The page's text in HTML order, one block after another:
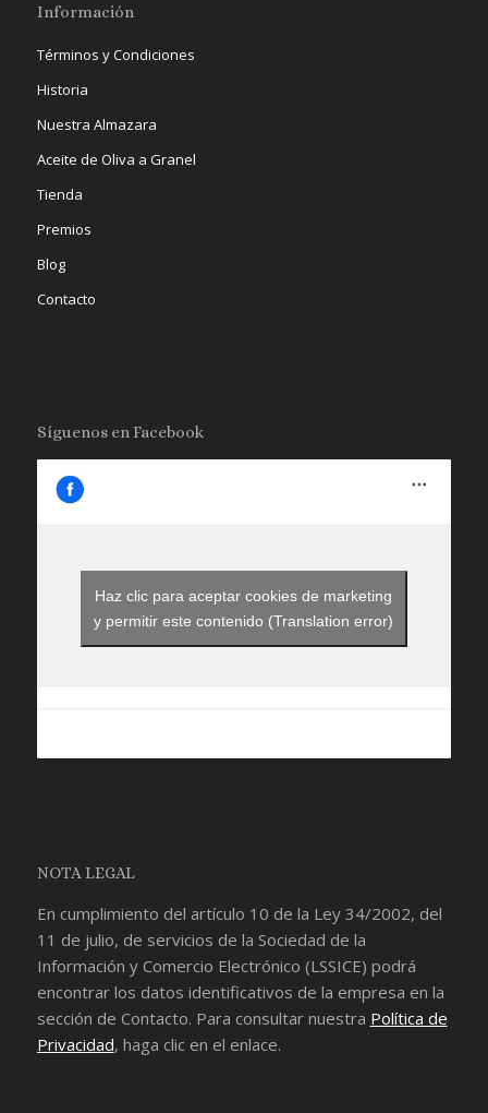
Información
Términos y Condiciones
Historia
Nuestra Almazara
Aceite de Oliva a Granel
Tienda
Premios
Blog
Contacto
Síguenos en Facebook
Haz clic para aceptar cookies de marketing
y permitir este contenido (Translation error)
NOTA LEGAL
En cumplimiento del artículo 10 de la Ley 34/2002, del
11 de julio, de servicios de la Sociedad de la
Información y Comercio Electrónico (LSSICE) podrá
encontrar los datos identificativos de la empresa en la
sección de Contacto. Para consultar nuestra Política de
Privacidad, haga clic en el enlace.